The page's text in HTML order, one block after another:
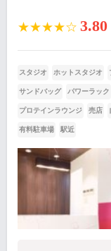
★★★★☆ 3.80
スタジオ ホットスタジオ
サンドバッグ パワーラック
プロテインラウンジ 売店
有料駐車場 駅近